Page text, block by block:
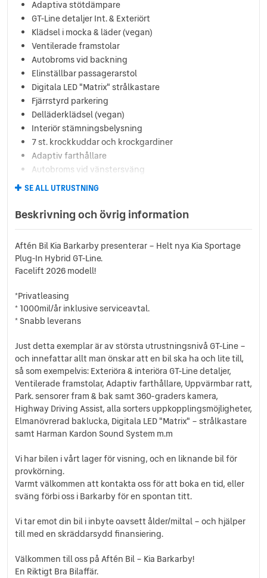
Adaptiva stötdämpare
GT-Line detaljer Int. & Exteriört
Klädsel i mocka & läder (vegan)
Ventilerade framstolar
Autobroms vid backning
Elinställbar passagerarstol
Digitala LED "Matrix" strålkastare
Fjärrstyrd parkering
Delläderklädsel (vegan)
Interiör stämningsbelysning
7 st. krockkuddar och krockgardiner
Adaptiv farthållare
Autobroms vid vänstersväng
eCall
Filkörningssystem
Highway Driving Assist
LED-strålkastare
Metalliclack / Pearleffekt
Park. sensorer fram & bak
Skyltskanning
USB-laddare andra sätesraden
LED-innerbelysning
Minne förarstol
Innertak i svart
Sport ratt (uppvärmbar)
360-graders kamera
Elinställbar förarstol
Elmanövrerad baklucka
Harman Kardon Sound System
Nyckelfritt system med startknapp
Trådlös mobilladdare
ACC/2-zons klimatanläggning
Auto avbländbar innerbackspegel
E-Shift växelväljare
Filhållningsassistans
Helljusassistent
SE ALL UTRUSTNING
Beskrivning och övrig information
Aftén Bil Kia Barkarby presenterar – Helt nya Kia Sportage
Plug-In Hybrid GT-Line.
Facelift 2026 modell!
*Privatleasing
* 1000mil/år inklusive serviceavtal.
* Snabb leverans
Just detta exemplar är av största utrustningsnivå GT-Line –
och innefattar allt man önskar att en bil ska ha och lite till,
så som exempelvis: Exteriöra & interiöra GT-Line detaljer,
Ventilerade framstolar, Adaptiv farthållare, Uppvärmbar ratt,
Park. sensorer fram & bak samt 360-graders kamera,
Highway Driving Assist, alla sorters uppkopplingsmöjligheter,
Elmanövrerad baklucka, Digitala LED "Matrix" – strålkastare
samt Harman Kardon Sound System m.m
Vi har bilen i vårt lager för visning, och en liknande bil för
provkörning.
Varmt välkommen att kontakta oss för att boka en tid, eller
sväng förbi oss i Barkarby för en spontan titt.
Vi tar emot din bil i inbyte oavsett ålder/miltal – och hjälper
till med en skräddarsydd finansiering.
Välkommen till oss på Aftén Bil – Kia Barkarby!
En Riktigt Bra Bilaffär.